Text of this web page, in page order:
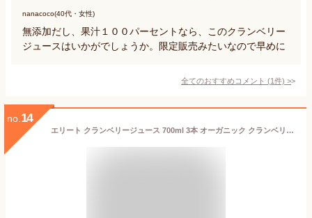
nanacoco(40代・女性)
無添加だし、果汁１００パーセントなら、このクランベリー
ジュースはいかがでしょうか。限定販売みたいなので早めに
全てのおすすめコメント (1件) >
no. 14
エリート クランベリージュース 700ml 3本 オーガニック クランベリージュース コールドプレスジュース elite 有機 JAS 無添加 ストレート クランベリー cranberry juice 保存料不使用 砂糖不使用 着色料不使用 無添加 100％ 健康飲料 美容 ポリフェノール ギフト